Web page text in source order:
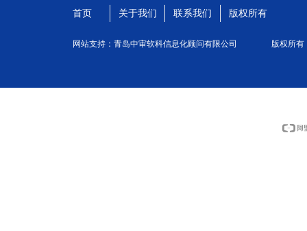
首页 关于我们 联系我们 版权所有
网站支持：青岛中审软科信息化顾问有限公司 版权所有